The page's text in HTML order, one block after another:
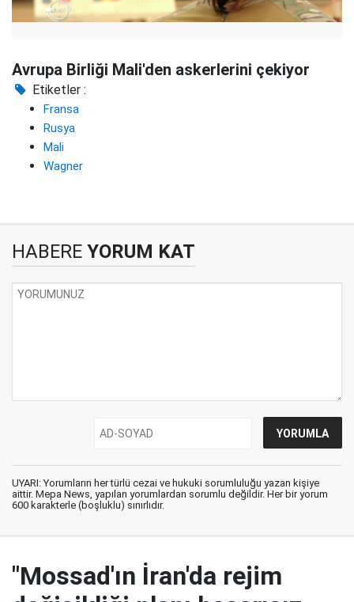
Avrupa Birliği Mali'den askerlerini çekiyor
Etiketler :
Fransa
Rusya
Mali
Wagner
HABERE YORUM KAT
UYARI: Yorumların her türlü cezai ve hukuki sorumluluğu yazan kişiye
aittir. Mepa News, yapılan yorumlardan sorumlu değildir. Her bir yorum
600 karakterle (boşluklu) sınırlıdır.
"Mossad'ın İran'da rejim